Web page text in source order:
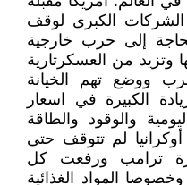
الكبرى لوقف
إلى حرب خارجية
وتزيد من العسكرتارية
ووضع تهم الخيانة
الكبيرة في اسعار
والوقود والطاقة
لم تتوقف حتى
ترامب ورفعت كل
المواد الغذائية